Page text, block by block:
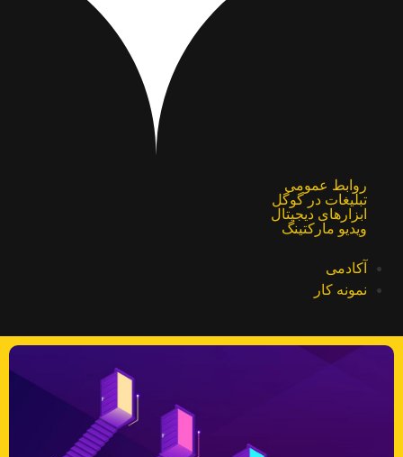
روابط عمومی
تبلیغات در گوگل
ابزارهای دیجیتال
ویدیو مارکتینگ
آکادمی
نمونه کار